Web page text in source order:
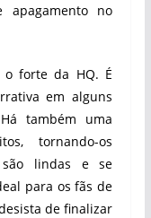
apagamento no
forte da HQ. É
em alguns
também uma
tornando-os
lindas e se
para os fãs de
de finalizar